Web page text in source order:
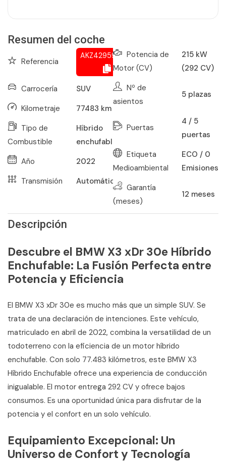
Resumen del coche
Referencia
AKZ429595256
Carrocería
SUV
Kilometraje
77483 km
Tipo de
Combustible
Híbrido
enchufable
Año
2022
Transmisión
Automático
Potencia de
Motor (CV)
215 kW
(292 CV)
Nº de
asientos
5 plazas
Puertas
4 / 5
puertas
Etiqueta
Medioambiental
ECO / 0
Emisiones
Garantía
(meses)
12 meses
Descripción
Descubre el BMW X3 xDr 30e Híbrido
Enchufable: La Fusión Perfecta entre
Potencia y Eficiencia
El BMW X3 xDr 30e es mucho más que un simple SUV. Se
trata de una declaración de intenciones. Este vehículo,
matriculado en abril de 2022, combina la versatilidad de un
todoterreno con la eficiencia de un motor híbrido
enchufable. Con solo 77.483 kilómetros, este BMW X3
Híbrido Enchufable ofrece una experiencia de conducción
inigualable. El motor entrega 292 CV y ofrece bajos
consumos. Es una oportunidad única para disfrutar de la
potencia y el confort en un solo vehículo.
Equipamiento Excepcional: Un
Universo de Confort y Tecnología